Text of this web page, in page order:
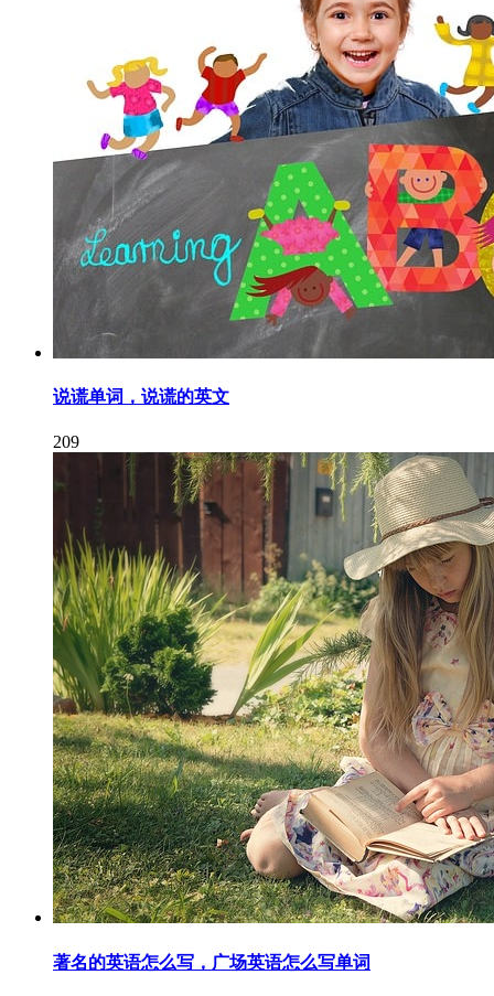
说谎单词，说谎的英文
209
著名的英语怎么写，广场英语怎么写单词